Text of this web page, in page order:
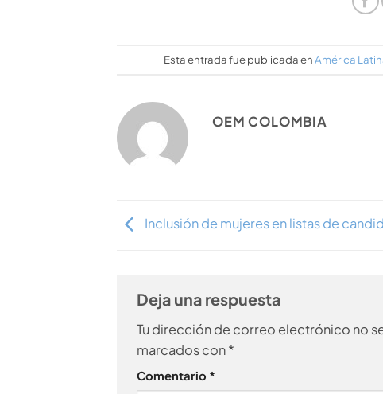
Esta entrada fue publicada enAmérica
OEM COLOMBIA
Inclusión de mujeres en listas de
Deja una respuesta
Tu dirección de correo electrónico no
marcados con*
Comentario *